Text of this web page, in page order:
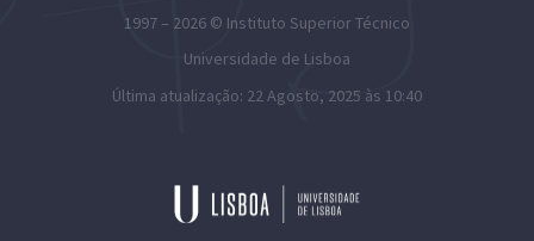
1997 – 2026 © Instituto Superior Técnico
Universidade de Lisboa
Última atualização: 22 Agosto, 2025 às 10:40